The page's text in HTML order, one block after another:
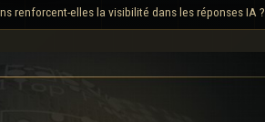
renforcent-elles la visibilité dans les réponses IA ?